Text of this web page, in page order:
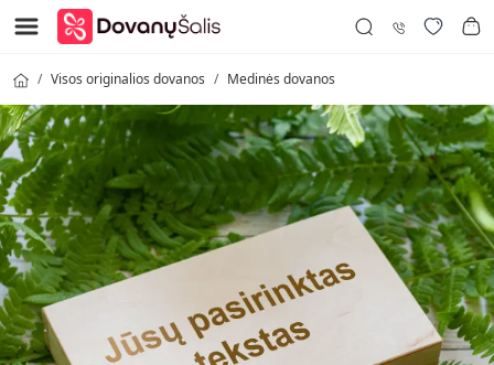
Visos originalios dovanos Medinės dovanos